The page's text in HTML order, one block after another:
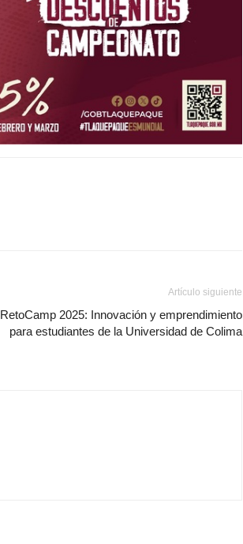
Artículo siguiente
RetoCamp 2025: Innovación y emprendimiento
para estudiantes de la Universidad de Colima